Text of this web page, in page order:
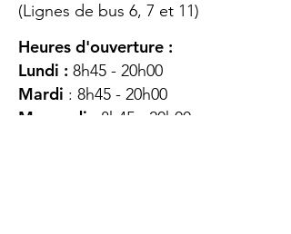
(Lignes de bus 6, 7 et 11)
Heures d'ouverture :
Lundi : 8h45 - 20h00
Mardi : 8h45 - 20h00
Mercredi : 8h45 - 20h00